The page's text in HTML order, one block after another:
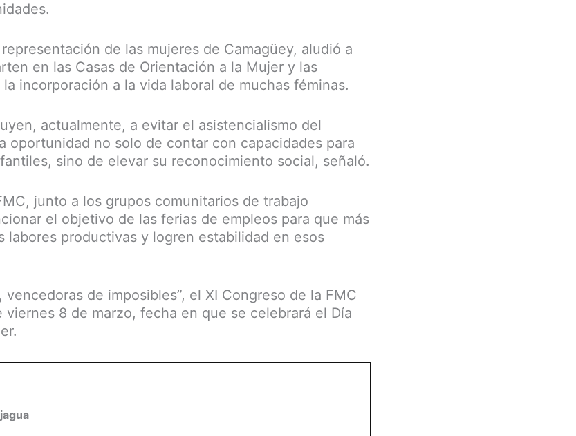
de las mujeres de Camagüey, aludió a
en las Casas de Orientación a la Mujer y las
incorporación a la vida laboral de muchas féminas.
actualmente, a evitar el asistencialismo del
oportunidad no solo de contar con capacidades para
sino de elevar su reconocimiento social, señaló.
junto a los grupos comunitarios de trabajo
el objetivo de las ferias de empleos para que más
labores productivas y logren estabilidad en esos
vencedoras de imposibles”, el XI Congreso de la FMC
8 de marzo, fecha en que se celebrará el Día